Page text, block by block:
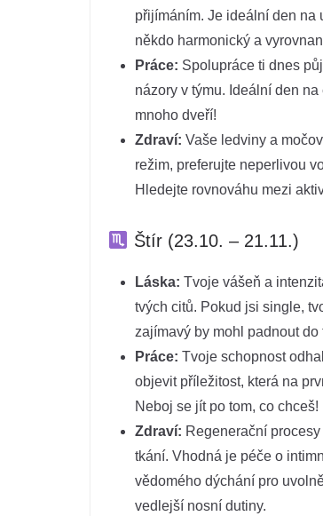
přijímáním. Je ideální den na
někdo harmonický a
Práce: Spolupráce ti dnes
názory v týmu. Ideální den
mnoho dveří!
Zdraví: Vaše ledviny a
režim, preferujte neperlivou
Hledejte rovnováhu mezi
Štír (23.10. – 21.11.)
Láska: Tvoje vášeň a
tvých citů. Pokud jsi single,
zajímavý by mohl padnout do
Práce: Tvoje schopnost
objevit příležitost, která na
Neboj se jít po tom, co chceš!
Zdraví: Regenerační
tkání. Vhodná je péče o
vědomého dýchání pro
vedlejší nosní dutiny.